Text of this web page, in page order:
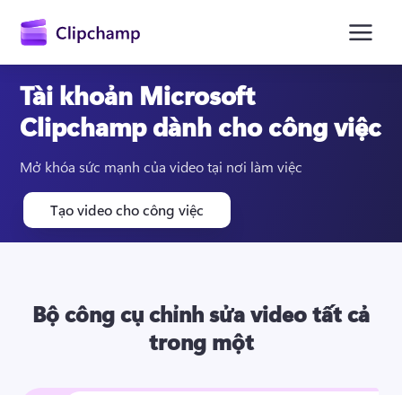
dung
chính
Tài khoản Microsoft
Clipchamp dành cho công việc
Mở khóa sức mạnh của video tại nơi làm việc
Tạo video cho công việc
Bộ công cụ chỉnh sửa video tất cả
trong một